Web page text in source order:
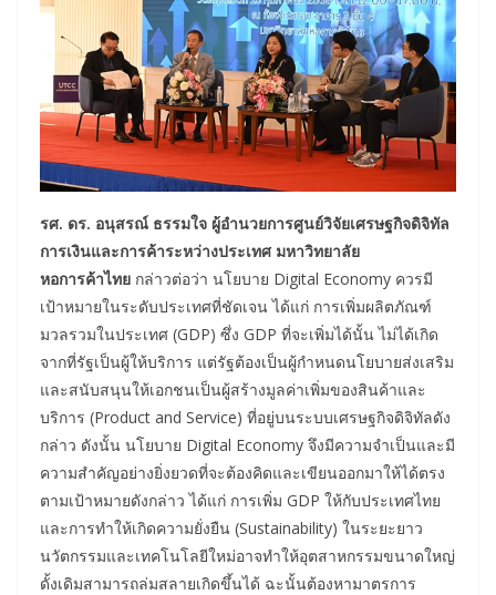
รศ. ดร. อนุสรณ์ ธรรมใจ ผู้อำนวยการศูนย์วิจัยเศรษฐกิจดิจิทัล
การเงินและการค้าระหว่างประเทศ มหาวิทยาลัย
หอการค้าไทย กล่าวต่อว่า นโยบาย Digital Economy ควรมี
เป้าหมายในระดับประเทศที่ชัดเจน ได้แก่ การเพิ่มผลิตภัณฑ์
มวลรวมในประเทศ (GDP) ซึ่ง GDP ที่จะเพิ่มได้นั้น ไม่ได้เกิด
จากที่รัฐเป็นผู้ให้บริการ แต่รัฐต้องเป็นผู้กำหนดนโยบายส่งเสริม
และสนับสนุนให้เอกชนเป็นผู้สร้างมูลค่าเพิ่มของสินค้าและ
บริการ (Product and Service) ที่อยู่บนระบบเศรษฐกิจดิจิทัลดัง
กล่าว ดังนั้น นโยบาย Digital Economy จึงมีความจำเป็นและมี
ความสำคัญอย่างยิ่งยวดที่จะต้องคิดและเขียนออกมาให้ได้ตรง
ตามเป้าหมายดังกล่าว ได้แก่ การเพิ่ม GDP ให้กับประเทศไทย
และการทำให้เกิดความยั่งยืน (Sustainability) ในระยะยาว
นวัตกรรมและเทคโนโลยีใหม่อาจทำให้อุตสาหกรรมขนาดใหญ่
ดั้งเดิมสามารถล่มสลายเกิดขึ้นได้ ฉะนั้นต้องหามาตรการ